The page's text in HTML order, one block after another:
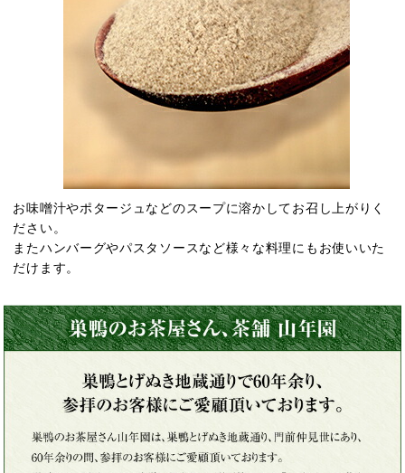
お味噌汁やポタージュなどのスープに溶かしてお召し上がりく
ださい。
またハンバーグやパスタソースなど様々な料理にもお使いいた
だけます。